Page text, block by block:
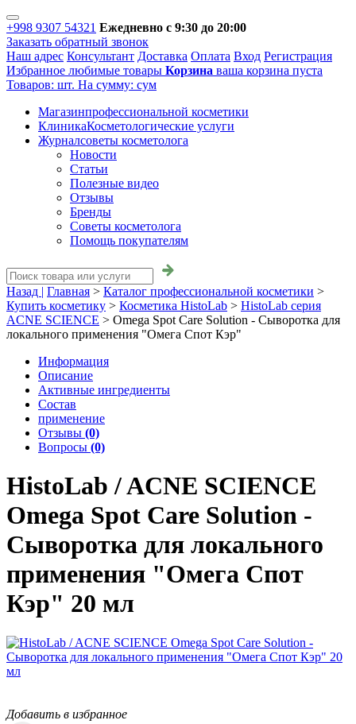
+998 9307 54321 Ежедневно с 9:30 до 20:00
Заказать обратный звонок
Наш адрес Консультант Доставка Оплата Вход Регистрация
Избранное любимые товары Корзина ваша корзина пуста
Товаров: шт. На сумму: сум
Магазинпрофессиональной косметики
КлиникаКосметологические услуги
Журналсоветы косметолога
Новости
Статьи
Полезные видео
Отзывы
Бренды
Советы косметолога
Помощь покупателям
Назад | Главная > Каталог профессиональной косметики >
Купить косметику > Косметика HistoLab > HistoLab серия
ACNE SCIENCE > Omega Spot Care Solution - Сыворотка для
локального применения "Омега Спот Кэр"
Информация
Описание
Активные ингредиенты
Состав
применение
Отзывы (0)
Вопросы (0)
HistoLab / ACNE SCIENCE
Omega Spot Care Solution -
Сыворотка для локального
применения "Омега Спот
Кэр" 20 мл
Добавить в избранное